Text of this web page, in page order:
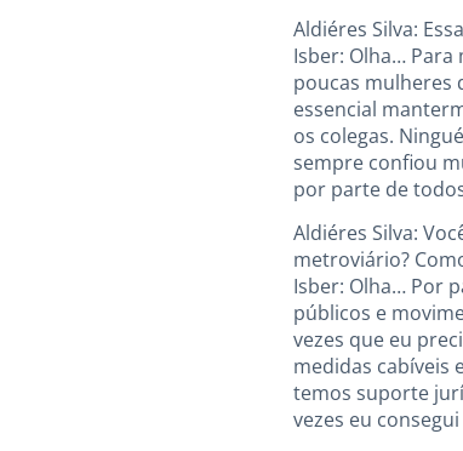
Aldiéres Silva:
Isber: Olha…
poucas mulheres
essencial
os colegas.
sempre confiou
por parte de
Aldiéres Silva:
metroviário?
Isber: Olha… Por
públicos e
vezes que eu
medidas cabíveis
temos suporte
vezes eu